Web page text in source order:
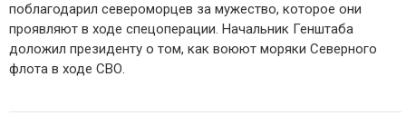
поблагодарил североморцев за мужество, которое они
проявляют в ходе спецоперации. Начальник Генштаба
доложил президенту о том, как воюют моряки Северного
флота в ходе СВО.